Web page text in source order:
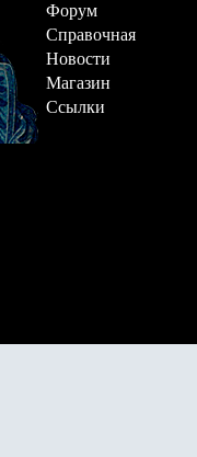
Форум
Справочная
Новости
Магазин
Ссылки